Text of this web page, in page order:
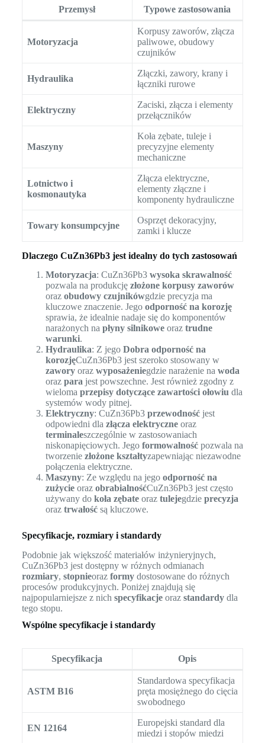
Przemysł Typowe zastosowania
Motoryzacja
Korpusy zaworów, złącza
paliwowe, obudowy
czujników
Hydraulika
Złączki, zawory, krany i
łączniki rurowe
Elektryczny
Zaciski, złącza i elementy
przełączników
Maszyny
Koła zębate, tuleje i
precyzyjne elementy
mechaniczne
Lotnictwo i
kosmonautyka
Złącza elektryczne,
elementy złączne i
komponenty hydrauliczne
Towary konsumpcyjne
Osprzęt dekoracyjny,
zamki i klucze
Dlaczego CuZn36Pb3 jest idealny do tych zastosowań
Motoryzacja: CuZn36Pb3 wysoka skrawalność
pozwala na produkcję złożone korpusy zaworów
oraz obudowy czujnikówgdzie precyzja ma
kluczowe znaczenie. Jego odporność na korozję
sprawia, że idealnie nadaje się do komponentów
narażonych na płyny silnikoweoraz trudne
warunki.
Hydraulika: Z jego Dobra odporność na
korozjęCuZn36Pb3 jest szeroko stosowany w
zaworyoraz wyposażeniegdzie narażenie na woda
oraz para jest powszechne. Jest również zgodny z
wieloma przepisy dotyczące zawartości ołowiu dla
systemów wody pitnej.
Elektryczny: CuZn36Pb3 przewodnośćjest
odpowiedni dla złącza elektryczneoraz
terminaleszczególnie w zastosowaniach
niskonapięciowych. Jego formowalnośćpozwala na
tworzenie złożone kształtyzapewniając niezawodne
połączenia elektryczne.
Maszyny: Ze względu na jego odporność na
zużycieoraz obrabialnośćCuZn36Pb3 jest często
używany do koła zębateoraz tulejegdzie precyzja
oraz trwałośćsą kluczowe.
Specyfikacje, rozmiary i standardy
Podobnie jak większość materiałów inżynieryjnych,
CuZn36Pb3 jest dostępny w różnych odmianach
rozmiary, stopnieoraz formydostosowane do różnych
procesów produkcyjnych. Poniżej znajdują się
najpopularniejsze z nich specyfikacjeoraz standardydla
tego stopu.
Wspólne specyfikacje i standardy
Specyfikacja Opis
ASTM B16
Standardowa specyfikacja
pręta mosiężnego do cięcia
swobodnego
EN 12164
Europejski standard dla
miedzi i stopów miedzi